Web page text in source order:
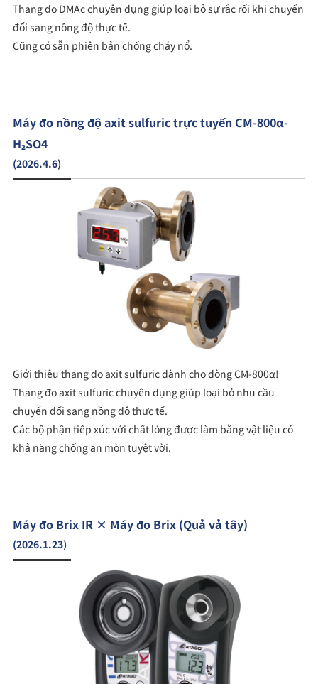
Thang đo DMAc chuyên dụng giúp loại bỏ sự rắc rối khi chuyển
đổi sang nồng độ thực tế.
Cũng có sẵn phiên bản chống cháy nổ.
Máy đo nồng độ axit sulfuric trực tuyến CM-800α-
H₂SO4
(2026.4.6)
Giới thiệu thang đo axit sulfuric dành cho dòng CM-800α!
Thang đo axit sulfuric chuyên dụng giúp loại bỏ nhu cầu
chuyển đổi sang nồng độ thực tế.
Các bộ phận tiếp xúc với chất lỏng được làm bằng vật liệu có
khả năng chống ăn mòn tuyệt vời.
Máy đo Brix IR × Máy đo Brix (Quả vả tây)
(2026.1.23)